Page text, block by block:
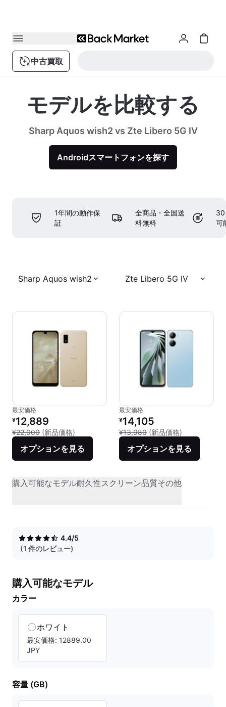
中古買取
モデルを比較する
Sharp Aquos wish2 vs Zte Libero 5G IV
Androidスマートフォンを探す
1年間の動作保
証
全商品・全国送
料無料
30
可
Sharp Aquos wish2 Zte Libero 5G IV
最安価格
リファービッシュ品の価格：
¥12,889
¥22,000 (新品価格) 新品との比較：¥22,000
オプションを見る
最安価格
リファービッシュ品の価格：
¥14,105
¥13,980 (新品価格)
オプションを見る
購入可能なモデル耐久性スクリーン品質その他
4.4/5
(1 件のレビュー)
購入可能なモデル
カラー
ホワイト
最安価格: 12889.00
JPY
容量 (GB)